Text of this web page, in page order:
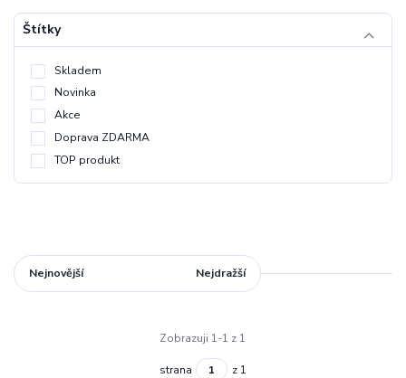
Štítky
Skladem
Novinka
Akce
Doprava ZDARMA
TOP produkt
Nejnovější Nejdražší
Zobrazuji 1-1 z 1
strana z 1